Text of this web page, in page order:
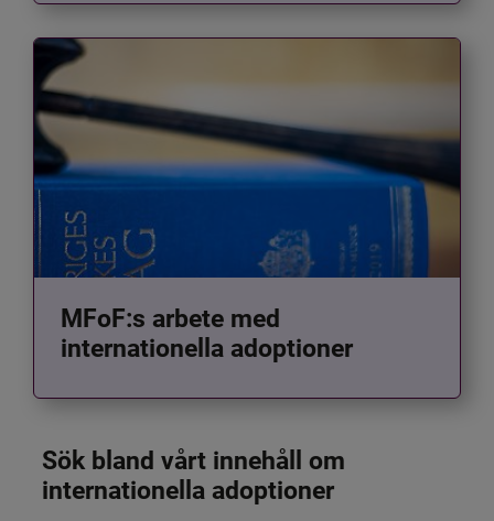
MFoF:s arbete med
internationella adoptioner
Sök bland vårt innehåll om
internationella adoptioner